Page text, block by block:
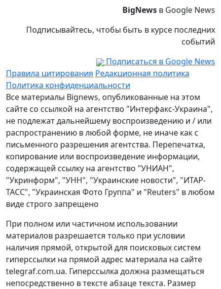
BigNews в Google News
Подписывайтесь, чтобы быть в курсе последних
событий
Подписаться в Google News
Правила цитирования Редакционная политика
Политика конфиденциальности
Все материалы Bignews, опубликованные на этом
сайте со ссылкой на агентство "Интерфакс-Украина",
не подлежат дальнейшему воспроизведению и / или
распространению в любой форме, не иначе как с
письменного разрешения агентства. Перепечатка,
копирование или воспроизведение информации,
содержащей ссылку на агентство "УНИАН",
"Укринформ", "УНН", "Украинские новости", "ИТАР-
ТАСС", "Украинская Фото Группа" и "Reuters" в любом
виде строго запрещено
При полном или частичном использовании
материалов разрешается только при условии
наличия прямой, открытой для поисковых систем
гиперссылки на прямой адрес материала на сайте
telegraf.com.ua. Гиперссылка должна размещаться
непосредственно в тексте абзаце текста. Размер